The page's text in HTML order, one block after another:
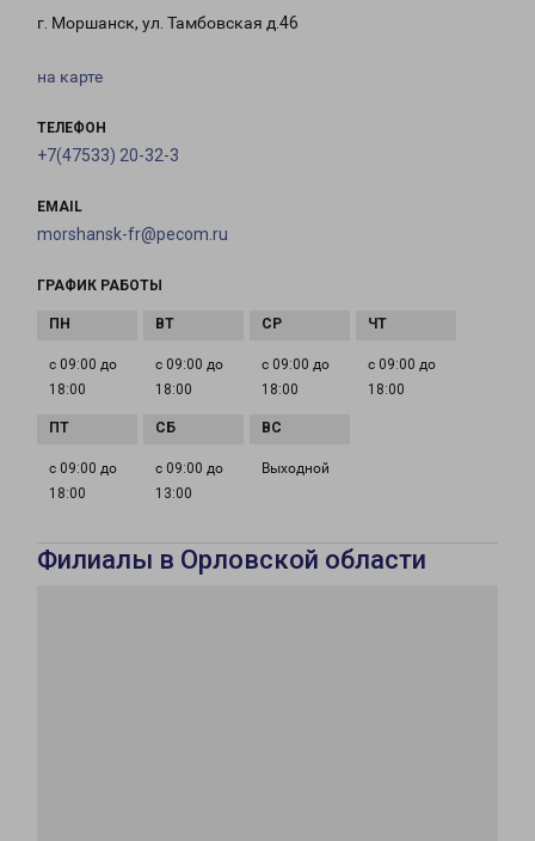
г. Моршанск, ул. Тамбовская д.46
на карте
ТЕЛЕФОН
+7(47533) 20-32-3
EMAIL
morshansk-fr@pecom.ru
ГРАФИК РАБОТЫ
с 09:00 до
18:00
с 09:00 до
18:00
с 09:00 до
18:00
с 09:00 до
18:00
с 09:00 до
18:00
с 09:00 до
13:00
Выходной
Филиалы в Орловской области